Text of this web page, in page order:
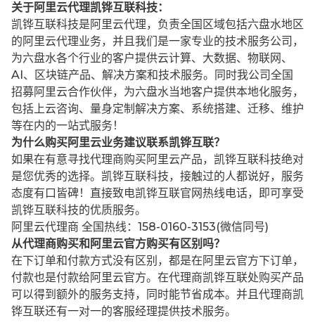
关于阿里云代理凯铧互联科技：
凯铧互联科技是阿里云代理，负责全国区域包括六盘水地区
的阿里云代理业务，并且我们是一家专业的技术服务公司，
为六盘水各个行业的客户提供云计算、大数据、物联网、
AI、区块链产品、解决方案和技术服务。同时我公司全国
招募阿里云合作伙伴，为六盘水当地客户提供本地化服务，
包括上云咨询、量身定制解决方案、系统搭建、迁移、维护
等在内的一站式服务！
为什么购买阿里云业务建议联系凯铧互联？
如果在有意寻找代理商购买阿里云产品，凯铧互联科技绝对
是您优秀的选择。凯铧互联科技，接触过的人都说好，服务
态度有口皆碑！直接致电凯铧互联官网热线电话，即可享受
凯铧互联科技的优质服务。
阿里云代理商 全国热线：158-0160-3153(微信同号)
从代理商购买和阿里云官方购买有区别吗？
在下订单和付款方式没有区别，都是在阿里云官方下订单，
付款也是付款给阿里云官方。在代理商凯铧互联处购买产品
可以得到额外的服务支持，同时能节省成本。并且代理商凯
铧互联还有一对一的客服经理提供技术服务。